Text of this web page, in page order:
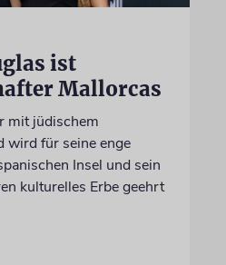
ist
Mallorcas
mit jüdischem
wird für seine enge
Insel und sein
kulturelles Erbe geehrt